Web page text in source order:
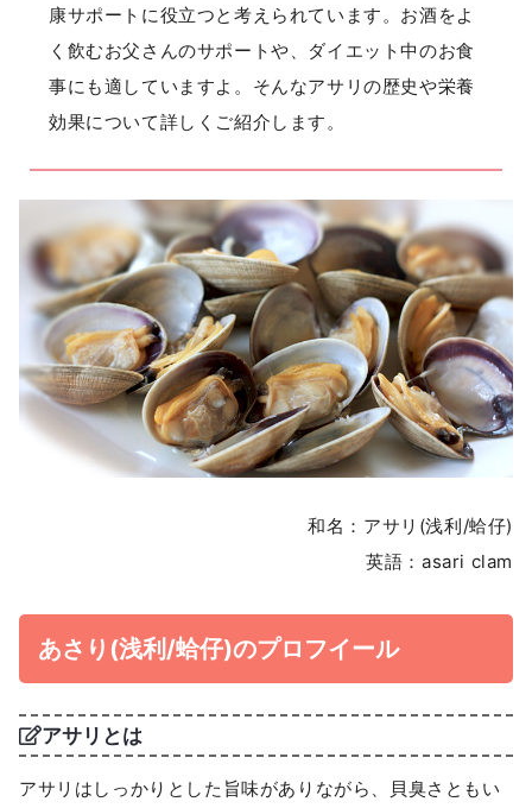
康サポートに役立つと考えられています。お酒をよ
く飲むお父さんのサポートや、ダイエット中のお食
事にも適していますよ。そんなアサリの歴史や栄養
効果について詳しくご紹介します。
和名：アサリ(浅利/蛤仔)
英語：asari clam
あさり(浅利/蛤仔)のプロフイール
アサリとは
アサリはしっかりとした旨味がありながら、貝臭さともい